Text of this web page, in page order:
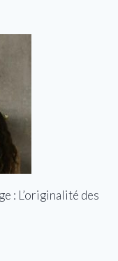
: L’originalité des